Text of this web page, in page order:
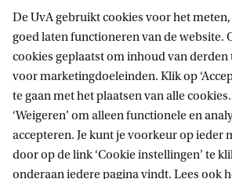
Opzeggen
Logo
Amsterdams Universiteitsfonds Contact
De UvA gebruikt cookies voor het
goed laten functioneren van de website.
cookies geplaatst om inhoud van
voor marketingdoeleinden. Klik op
te gaan met het plaatsen van alle
‘Weigeren’ om alleen functionele en
accepteren. Je kunt je voorkeur op ieder
door op de link ‘Cookie instellingen’ te
onderaan iedere pagina vindt. Lees ook